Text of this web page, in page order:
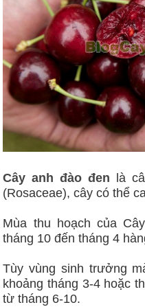
Cây anh đào đen là
(Rosaceae), cây có thể
Mùa thu hoạch của
tháng 10 đến tháng 4
Tùy vùng sinh trưởng
khoảng tháng 3-4 hoặc
từ tháng 6-10.